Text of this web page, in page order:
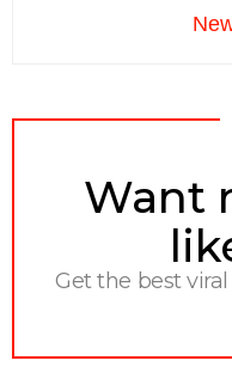
NEWSLETTER
Want
Get the best